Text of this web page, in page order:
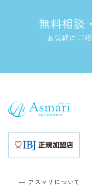
無料相談
お気軽にご
アスマリについて